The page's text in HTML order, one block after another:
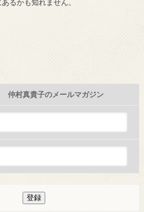
るかも知れません。
仲村真貴子のメールマガジン